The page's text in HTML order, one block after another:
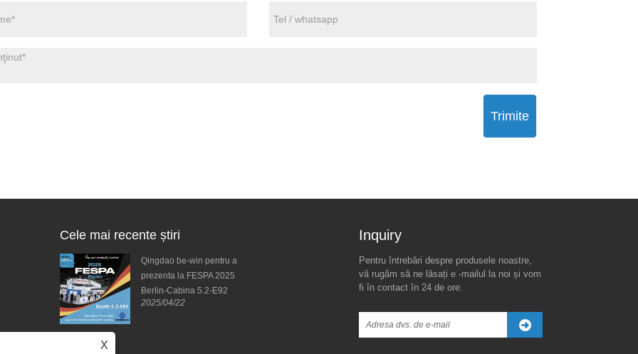
Trimite
Cele mai recente știri
Qingdao be-win pentru a
prezenta la FESPA 2025
Berlin-Cabina 5.2-E92
2025/04/22
Motivul real din spatele
înghețării tarifelor globale de
90 de zile a lui Trump-cu
Noua amenințare tarifară a
lui Trump împotriva Chinei
Inquiry For Pricelist
Pentru întrebări despre produsele noastre,
vă rugăm să ne lăsați e -mailul la noi și vom
fi în contact în 24 de ore.
X